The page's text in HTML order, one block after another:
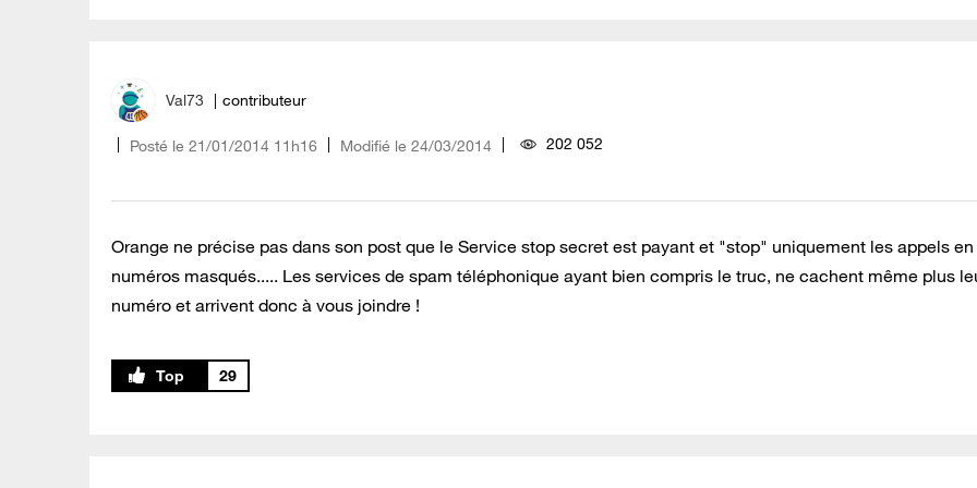
Val73 contributeur
Posté le ‎21/01/2014 11h16 Modifié le 24/03/2014 202 052
Orange ne précise pas dans son post que le Service stop secret est payant et "stop" uniquement les appels en
numéros masqués..... Les services de spam téléphonique ayant bien compris le truc, ne cachent même plus
numéro et arrivent donc à vous joindre !
29